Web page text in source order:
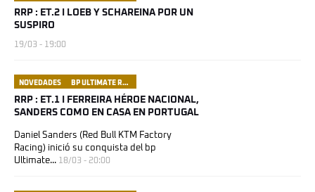
RRP : ET.2 I LOEB Y SCHAREINA POR UN
SUSPIRO
19/03 - 19:00
NOVEDADES BP ULTIMATE RALLY RAID PORTUGAL
RRP : ET.1 I FERREIRA HÉROE NACIONAL,
SANDERS COMO EN CASA EN PORTUGAL
Daniel Sanders (Red Bull KTM Factory
Racing) inició su conquista del bp
Ultimate... 18/03 - 20:00